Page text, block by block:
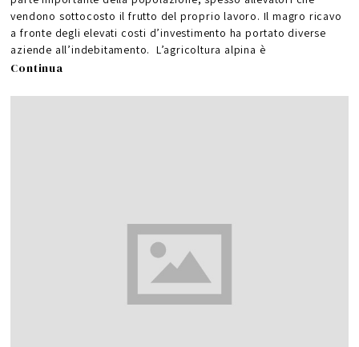
m
b
r
e
2
0
vendono sottocosto il frutto del proprio lavoro. Il magro ricavo
a fronte degli elevati costi d’investimento ha portato diverse
aziende all’indebitamento. L’agricoltura alpina è
Continua